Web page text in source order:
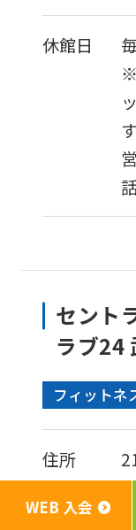
休館日
セント
ラブ24
フィットネ
住所
WEB 入会